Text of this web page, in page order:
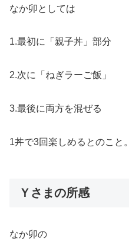
なか卯としては
1.最初に「親子丼」部分
2.次に「ねぎラーご飯」
3.最後に両方を混ぜる
1丼で3回楽しめるとのこと。
Ｙさまの所感
なか卯の